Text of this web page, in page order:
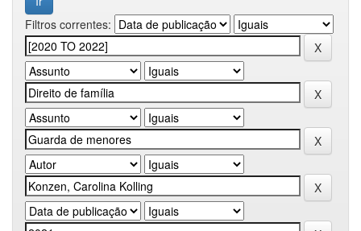
Filtros correntes: